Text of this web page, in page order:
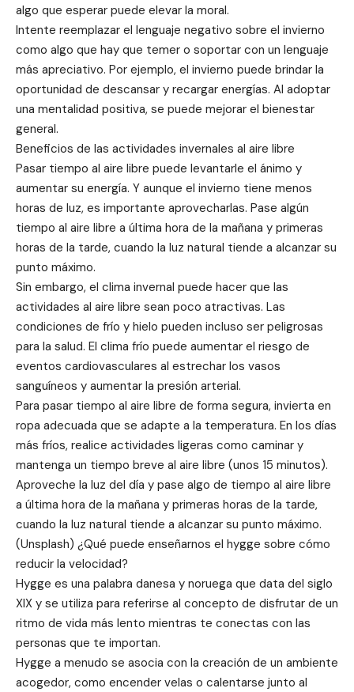
algo que esperar puede elevar la moral.
Intente reemplazar el lenguaje negativo sobre el invierno
como algo que hay que temer o soportar con un lenguaje
más apreciativo. Por ejemplo, el invierno puede brindar la
oportunidad de descansar y recargar energías. Al adoptar
una mentalidad positiva, se puede mejorar el bienestar
general.
Beneficios de las actividades invernales al aire libre
Pasar tiempo al aire libre puede levantarle el ánimo y
aumentar su energía. Y aunque el invierno tiene menos
horas de luz, es importante aprovecharlas. Pase algún
tiempo al aire libre a última hora de la mañana y primeras
horas de la tarde, cuando la luz natural tiende a alcanzar su
punto máximo.
Sin embargo, el clima invernal puede hacer que las
actividades al aire libre sean poco atractivas. Las
condiciones de frío y hielo pueden incluso ser peligrosas
para la salud. El clima frío puede aumentar el riesgo de
eventos cardiovasculares al estrechar los vasos
sanguíneos y aumentar la presión arterial.
Para pasar tiempo al aire libre de forma segura, invierta en
ropa adecuada que se adapte a la temperatura. En los días
más fríos, realice actividades ligeras como caminar y
mantenga un tiempo breve al aire libre (unos 15 minutos).
Aproveche la luz del día y pase algo de tiempo al aire libre
a última hora de la mañana y primeras horas de la tarde,
cuando la luz natural tiende a alcanzar su punto máximo.
(Unsplash) ¿Qué puede enseñarnos el hygge sobre cómo
reducir la velocidad?
Hygge es una palabra danesa y noruega que data del siglo
XIX y se utiliza para referirse al concepto de disfrutar de un
ritmo de vida más lento mientras te conectas con las
personas que te importan.
Hygge a menudo se asocia con la creación de un ambiente
acogedor, como encender velas o calentarse junto al